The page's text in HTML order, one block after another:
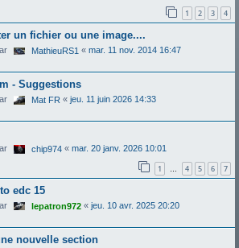
1 2 3 4
un fichier ou une image....
MathieuRS1 « mar. 11 nov. 2014 16:47
- Suggestions
Mat FR « jeu. 11 juin 2026 14:33
chip974 « mar. 20 janv. 2026 10:01
1 … 4 5 6 7
edc 15
lepatron972 « jeu. 10 avr. 2025 20:20
nouvelle section